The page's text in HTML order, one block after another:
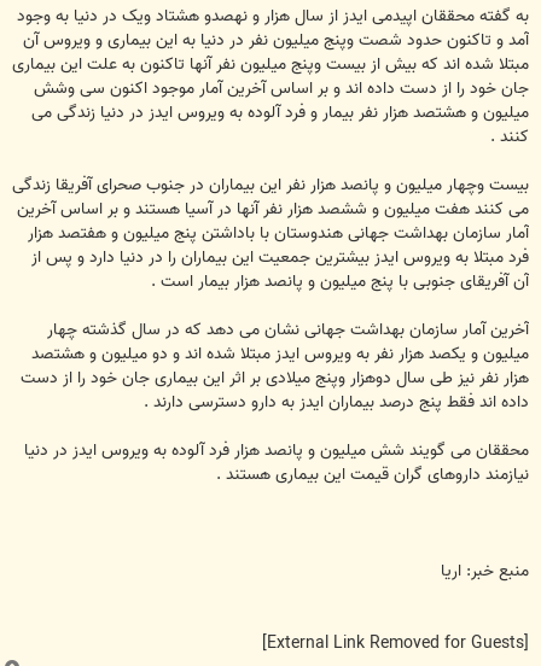
به گفته ‌محققان اپیدمی‌ ایدز از سال‌ هزار و نهصدو هشتاد ویک در دنیا به‌ وجود
آمد و تاکنون‌ حدود شصت وپنج میلیون‌ نفر در دنیا به‌ این‌ بیماری‌ و ویروس‌ آن‌
مبتلا‌ شده‌ اند که‌ بیش‌ از بیست وپنج میلیون‌ نفر آنها تاکنون‌ به‌ علت‌ این‌ بیماری‌
جان‌ خود را از دست‌ داده‌ اند و بر اساس‌ آخرین‌ آمار موجود اکنون‌ سی وشش
میلیون‌ و هشتصد هزار نفر بیمار و فرد آلوده‌ به‌ ویروس‌ ایدز در دنیا زندگی‌ می‌
کنند‌ .
‌بیست وچهار میلیون‌ و پانصد هزار نفر این‌ بیماران‌ در جنوب‌ صحرای‌ آفریقا زندگی‌
می‌ کنند‌ هفت میلیون‌ و ششصد هزار نفر آنها در آسیا هستند و بر اساس‌ آخرین‌
آمار سازمان‌ بهداشت‌ جهانی‌ هندوستان‌ با باداشتن‌ پنج میلیون‌ و هفتصد هزار
فرد مبتلا‌ به‌ ویروس‌ ایدز بیشترین‌ جمعیت‌ این‌ بیماران‌ را در دنیا دارد و پس‌ از
آن‌ آفریقای‌ جنوبی‌ با پنج میلیون‌ و پانصد هزار بیمار است‌‌ .
آخرین‌ آمار سازمان‌ بهداشت‌ جهانی‌ نشان‌ می‌ دهد که‌ در سال‌ گذشته‌ چهار
میلیون‌ و یکصد هزار نفر به‌ ویروس‌ ایدز مبتلا‌ شده‌ اند و دو میلیون‌ و هشتصد
هزار نفر نیز طی‌ سال‌ دوهزار وپنج میلا‌دی‌ بر اثر این‌ بیماری‌ جان‌ خود را از دست‌
داده‌ اند‌ ‌فقط پنج درصد بیماران‌ ایدز به‌ دارو دسترسی‌ دارند .
محققان می گویند شش میلیون‌ و پانصد هزار فرد آلوده‌ به‌ ویروس‌ ایدز در دنیا
نیازمند داروهای‌ گران‌ قیمت‌ این‌ بیماری‌ هستند .
منبع خبر: اریا
[External Link Removed for Guests]